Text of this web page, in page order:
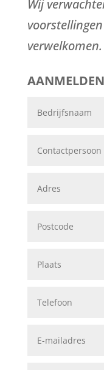
Wij
verwelkomen.